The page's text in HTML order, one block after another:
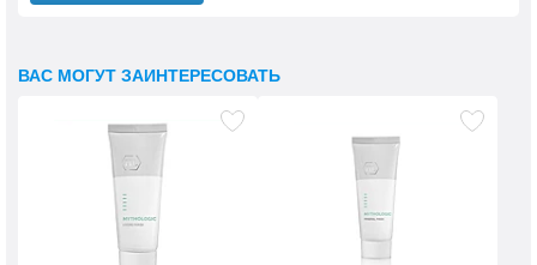
ВАС МОГУТ ЗАИНТЕРЕСОВАТЬ